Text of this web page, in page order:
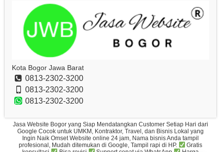
Kota Bogor Jawa Barat
0813-2302-3200
0813-2302-3200
0813-2302-3200
Jasa Website Bogor yang Siap Mendatangkan Customer Setiap Hari dari
Google Cocok untuk UMKM, Kontraktor, Travel, dan Bisnis Lokal yang
Ingin Naik Omset Website online 24 jam, Nama bisnis Anda tampil
profesional, Mudah ditemukan di Google, Tampil rapi di HP.
Gratis